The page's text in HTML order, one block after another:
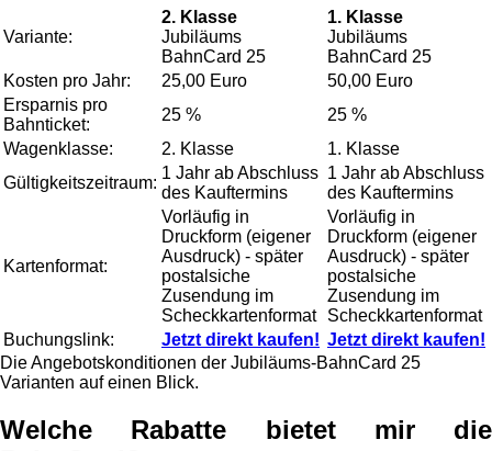
Variante:
2. Klasse
Jubiläums
BahnCard 25
1. Klasse
Jubiläums
BahnCard 25
Kosten pro Jahr:
25,00 Euro
50,00 Euro
Ersparnis pro
Bahnticket:
25 %
25 %
Wagenklasse:
2. Klasse
1. Klasse
Gültigkeitszeitraum:
1 Jahr ab Abschluss
des Kauftermins
1 Jahr ab Abschluss
des Kauftermins
Kartenformat:
Vorläufig in
Druckform (eigener
Ausdruck) - später
postalsiche
Zusendung im
Scheckkartenformat
Vorläufig in
Druckform (eigener
Ausdruck) - später
postalsiche
Zusendung im
Scheckkartenformat
Buchungslink:
Jetzt direkt kaufen! Jetzt direkt kaufen!
Die Angebotskonditionen der Jubiläums-BahnCard 25
Varianten auf einen Blick.
Welche Rabatte bietet mir die